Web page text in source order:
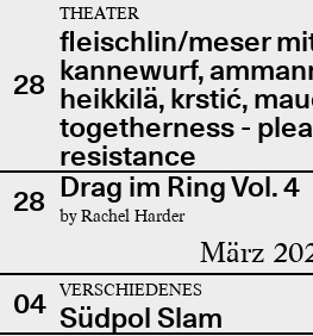
28
THEATER
fleischlin/meser
kannewurf,
heikkilä, krstić,
togetherness -
resistance
28 Drag im Ring Vol. 4
by Rachel Harder
März
04 VERSCHIEDENES
Südpol Slam